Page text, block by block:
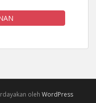
oleh WordPress